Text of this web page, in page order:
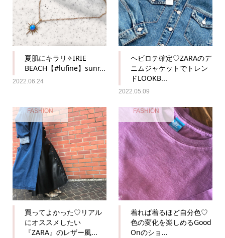
夏肌にキラリ✧IRIE
BEACH【#lufine】sunr...
2022.06.24
ヘビロテ確定♡ZARAのデ
ニムジャケットでトレン
ドLOOKB...
2022.05.09
FASHION
買ってよかった♡リアル
にオススメしたい
『ZARA』のレザー風...
FASHION
着れば着るほど自分色♡
色の変化を楽しめるGood
Onのショ...